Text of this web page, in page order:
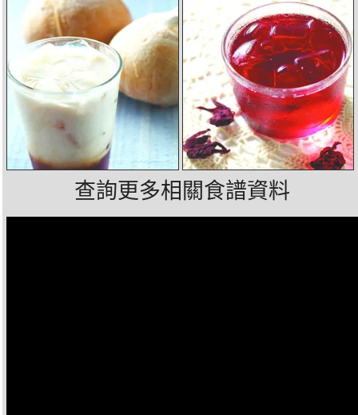
查詢更多相關食譜資料